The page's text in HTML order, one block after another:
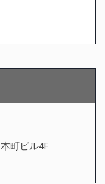
町ビル4F